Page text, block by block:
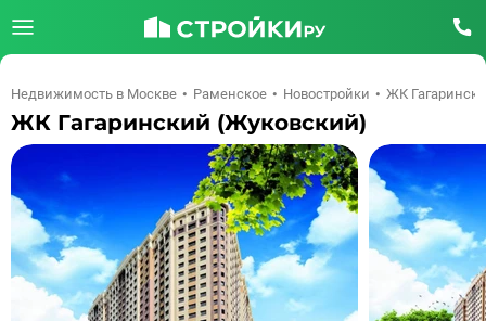
Недвижимость в Москве Раменское Новостройки ЖК
ЖК Гагаринский (Жуковский)